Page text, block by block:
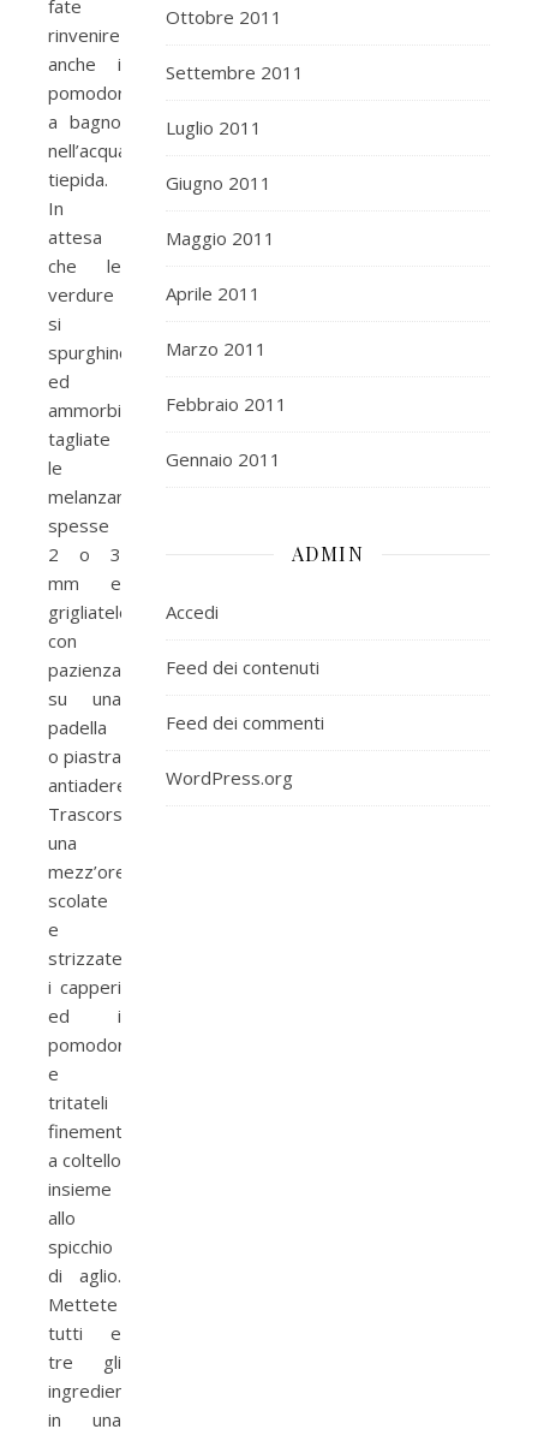
fate
rinvenire
anche i
pomodorini
a bagno
nell’acqua
tiepida.
In
attesa
che le
verdure
si
spurghino
ed
ammorbidiscano,
tagliate
le
melanzane
spesse
2 o 3
mm e
grigliatele
con
pazienza
su una
padella
o piastra
antiaderente.
Trascorsa
una
mezz’oretta
scolate
e
strizzate
i capperi
ed i
pomodorini
e
tritateli
finemente
a coltello
insieme
allo
spicchio
di aglio.
Mettete
tutti e
tre gli
ingredienti
in una
Ottobre 2011
Settembre 2011
Luglio 2011
Giugno 2011
Maggio 2011
Aprile 2011
Marzo 2011
Febbraio 2011
Gennaio 2011
ADMIN
Accedi
Feed dei contenuti
Feed dei commenti
WordPress.org